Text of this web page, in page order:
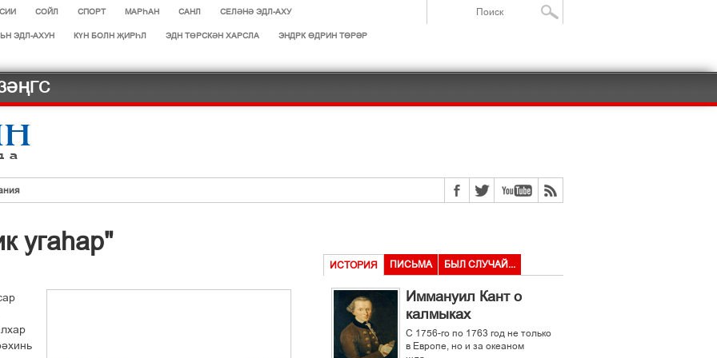
СОЙЛ СПОРТ МАРЄАН САНЛ СЕЛӘНӘ ЭДЛ-АХУ
ЭДЛ-АХУН КҮН БОЛН ҖИРҺЛ ЭДН ТӨРСКӘН ХАРСЛА ЭНДРК ҐДРИН ТҐРІР
óãàºàð"
ИСТОРИЯ ПИСЬМА БЫЛ СЛУЧАЙ...
Иммануил Кант о
калмыках
С 1756-го по 1763 год не только
в Европе, но и за океаном